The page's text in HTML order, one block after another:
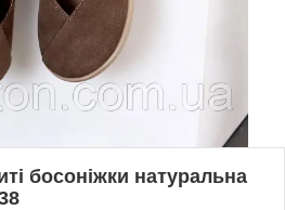
босоніжки натуральна